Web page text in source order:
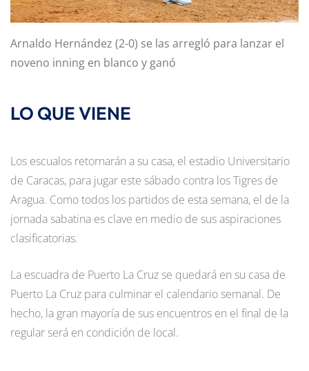
Arnaldo Hernández (2-0) se las arregló para lanzar el
noveno inning en blanco y ganó
LO QUE VIENE
Los escualos retornarán a su casa, el estadio Universitario
de Caracas, para jugar este sábado contra los Tigres de
Aragua. Como todos los partidos de esta semana, el de la
jornada sabatina es clave en medio de sus aspiraciones
clasificatorias.
La escuadra de Puerto La Cruz se quedará en su casa de
Puerto La Cruz para culminar el calendario semanal. De
hecho, la gran mayoría de sus encuentros en el final de la
regular será en condición de local.